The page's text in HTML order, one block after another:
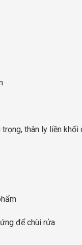
thân ly liền khối
để chùi rửa